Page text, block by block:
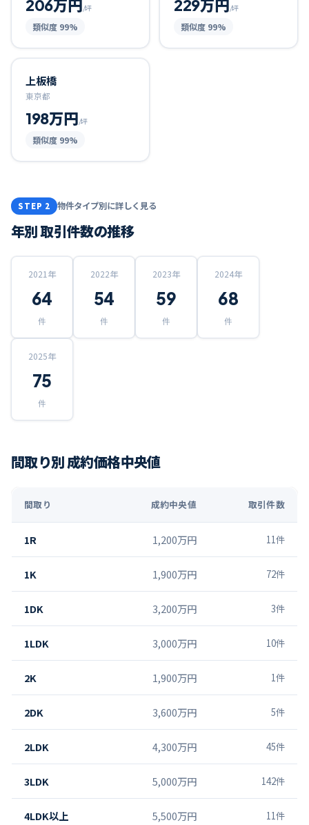
206万円 /坪
類似度 99%
229万円 /坪
類似度 99%
上板橋
東京都
198万円/坪
類似度 99%
STEP 2 物件タイプ別に詳しく見る
年別 取引件数の推移
2021 年
64
件
2022年
54
件
2023年
59
件
2024年
68
件
2025年
75
件
間取り別 成約価格中央値
間取り 成約中央値 取引件数
1R 1,200万円 11件
1K 1,900万円 72件
1DK 3,200万円 3件
1LDK 3,000万円 10件
2K 1,900万円 1件
2DK 3,600万円 5件
2LDK 4,300万円 45件
3LDK 5,000万円 142件
4LDK以上 5,500万円 11件